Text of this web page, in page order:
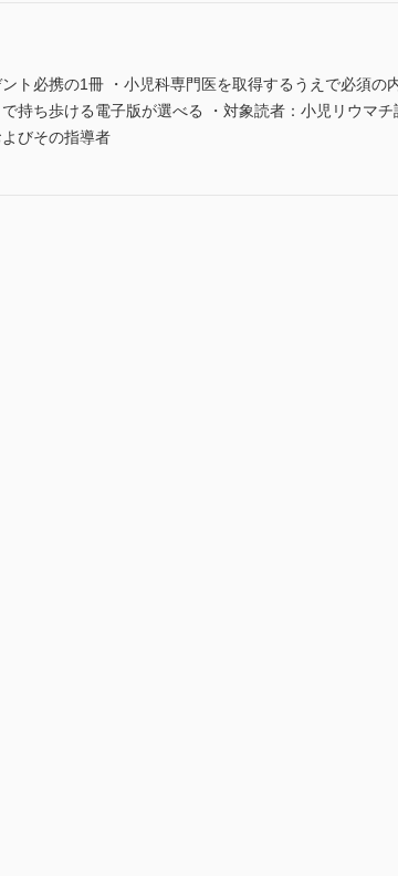
ト必携の1冊 ・小児科専門医を取得するうえで必須の
持ち歩ける電子版が選べる ・対象読者：小児リウマチ
びその指導者